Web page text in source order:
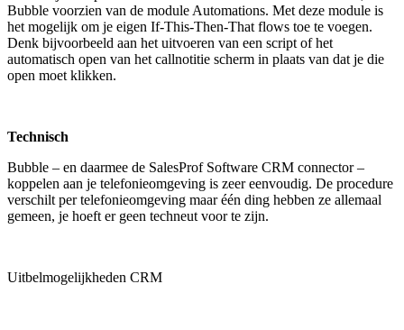
Bubble voorzien van de module Automations. Met deze module is
het mogelijk om je eigen If-This-Then-That flows toe te voegen.
Denk bijvoorbeeld aan het uitvoeren van een script of het
automatisch open van het callnotitie scherm in plaats van dat je die
open moet klikken.
Technisch
Bubble – en daarmee de SalesProf Software CRM connector –
koppelen aan je telefonieomgeving is zeer eenvoudig. De procedure
verschilt per telefonieomgeving maar één ding hebben ze allemaal
gemeen, je hoeft er geen techneut voor te zijn.
Uitbelmogelijkheden CRM